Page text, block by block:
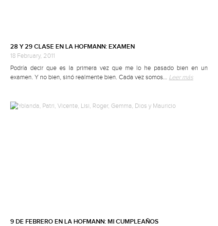
28 Y 29 CLASE EN LA HOFMANN: EXAMEN
18 February, 2011
Podría decir que es la primera vez que me lo he pasado bien en un
examen. Y no bien, sinó realmente bien. Cada vez somos… Leer más
9 DE FEBRERO EN LA HOFMANN: MI CUMPLEAÑOS